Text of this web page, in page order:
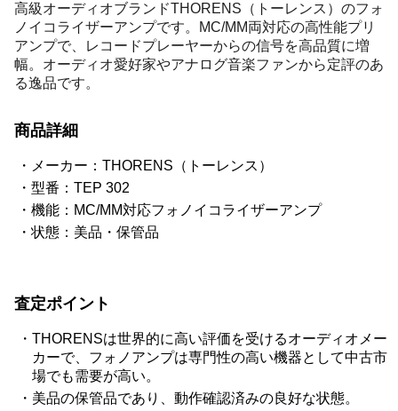
高級オーディオブランドTHORENS（トーレンス）のフォ
ノイコライザーアンプです。MC/MM両対応の高性能プリ
アンプで、レコードプレーヤーからの信号を高品質に増
幅。オーディオ愛好家やアナログ音楽ファンから定評のあ
る逸品です。
商品詳細
メーカー：THORENS（トーレンス）
型番：TEP 302
機能：MC/MM対応フォノイコライザーアンプ
状態：美品・保管品
査定ポイント
THORENSは世界的に高い評価を受けるオーディオメー
カーで、フォノアンプは専門性の高い機器として中古市
場でも需要が高い。
美品の保管品であり、動作確認済みの良好な状態。